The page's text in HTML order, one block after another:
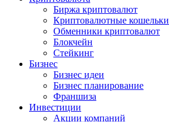
Биржа криптовалют
Криптовалютные кошельки
Обменники криптовалют
Блокчейн
Стейкинг
Бизнес
Бизнес идеи
Бизнес планирование
Франшиза
Инвестиции
Акции компаний